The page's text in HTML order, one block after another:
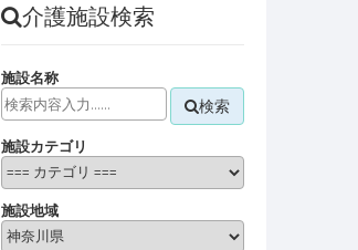
介護施設検索
施設名称
検索
施設カテゴリ
施設地域